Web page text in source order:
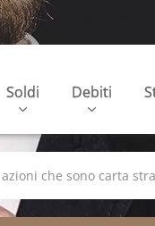
Soldi Debiti
che sono carta